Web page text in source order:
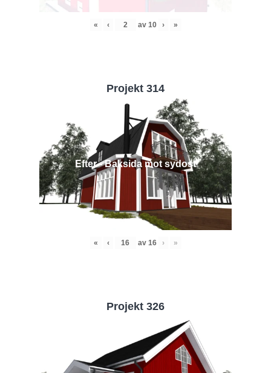
« ‹ av 10 › »
Projekt 314
Efter - Baksida mot sydost
« ‹ av 16 › »
Projekt 326